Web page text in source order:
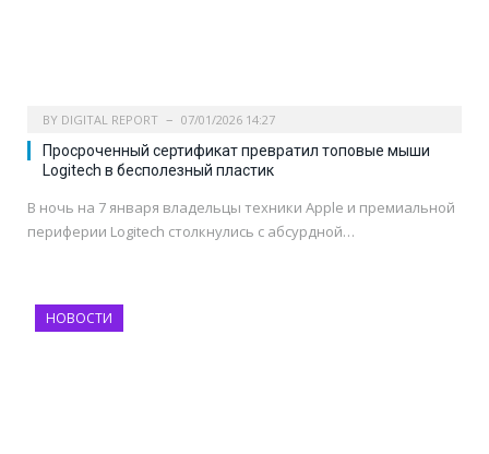
BY DIGITAL REPORT 07/01/2026 14:27
Просроченный сертификат превратил топовые мыши
Logitech в бесполезный пластик
В ночь на 7 января владельцы техники Apple и премиальной
периферии Logitech столкнулись с абсурдной…
НОВОСТИ